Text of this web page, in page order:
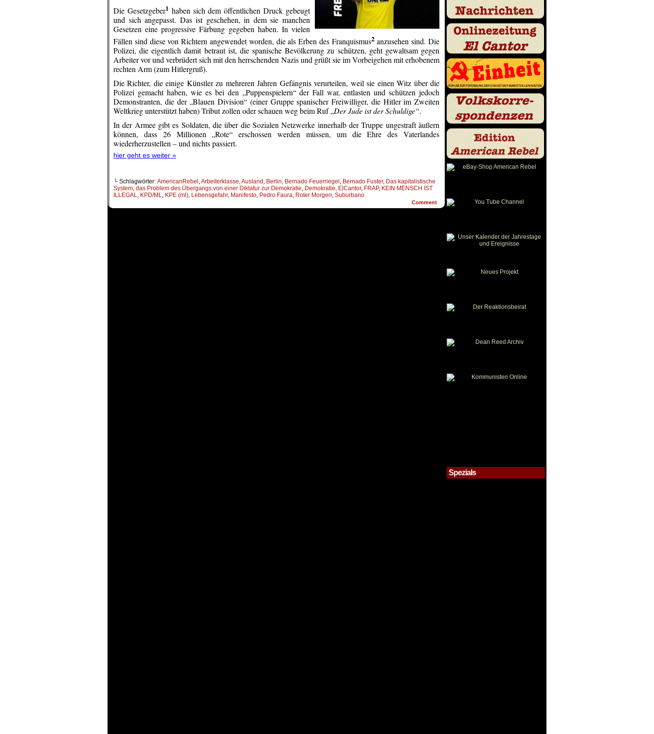
Die Gesetzgeber1 haben sich dem öffentlichen Druck gebeugt
und sich angepasst. Das ist geschehen, in dem sie manchen
Gesetzen eine progressive Färbung gegeben haben. In vielen
Fällen sind diese von Richtern angewendet worden, die als Erben des Franquismus2anzusehen sind. Die
Polizei, die eigentlich damit betraut ist, die spanische Bevölkerung zu schützen, geht gewaltsam gegen
Arbeiter vor und verbrüdert sich mit den herrschenden Nazis und grüßt sie im Vorbeigehen mit erhobenem
rechten Arm (zum Hitlergruß).
Die Richter, die einige Künstler zu mehreren Jahren Gefängnis verurteilen, weil sie einen Witz über die
Polizei gemacht haben, wie es bei den „Puppenspielern“ der Fall war, entlasten und schützen jedoch
Demonstranten, die der „Blauen Division“ (einer Gruppe spanischer Freiwilliger, die Hitler im Zweiten
Weltkrieg unterstützt haben) Tribut zollen oder schauen weg beim Ruf „Der Jude ist der Schuldige“.
In der Armee gibt es Soldaten, die über die Sozialen Netzwerke innerhalb der Truppe ungestraft äußern
können, dass 26 Millionen „Rote“ erschossen werden müssen, um die Ehre des Vaterlandes
wiederherzustellen – und nichts passiert.
hier geht es weiter »
└ Schlagwörter: AmericanRebel Arbeiterklasse Ausland Berlin Bernado Feuerriegel Bernado Fuster, Das kapitalistische
System das Problem des Übergangs von einer Diktatur zur Demokratie Demokratie ElCantor, FRAP, KEIN MENSCH IST
ILLEGAL
KPD/ML KPE (ml) Lebensgefahr, Manifesto Pedro Faura Roter Morgen Suburbano
Comment
Spezials